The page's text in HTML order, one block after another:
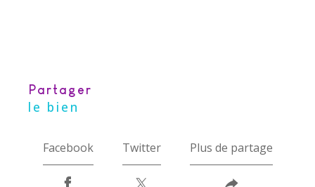
partager
le bien
Facebook Twitter Plus de partage